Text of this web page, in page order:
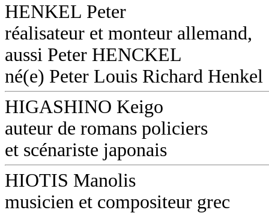
HENKEL Peter
réalisateur et monteur allemand,
aussi Peter HENCKEL
né(e) Peter Louis Richard Henkel
HIGASHINO Keigo
auteur de romans policiers
et scénariste japonais
HIOTIS Manolis
musicien et compositeur grec